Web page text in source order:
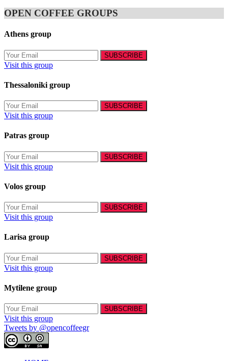
OPEN COFFEE GROUPS
Athens group
Visit this group
Thessaloniki group
Visit this group
Patras group
Visit this group
Volos group
Visit this group
Larisa group
Visit this group
Mytilene group
Visit this group
Tweets by @opencoffeegr